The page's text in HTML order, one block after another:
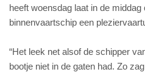
heeft woensdag laat in de
binnenvaartschip een
“Het leek net alsof de schipper
bootje niet in de gaten had. Zo